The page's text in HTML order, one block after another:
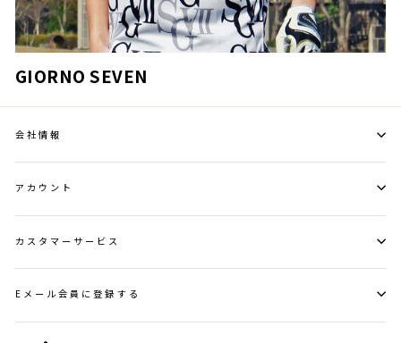
GIORNO SEVEN
会社情報
アカウント
カスタマーサービス
Eメール会員に登録する